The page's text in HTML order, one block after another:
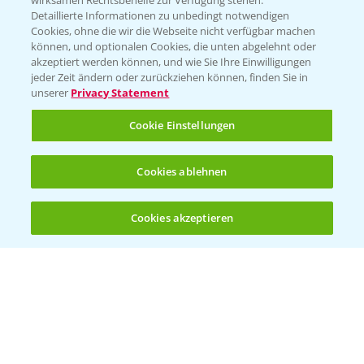
(noch 4)
Beratung auf WhatsApp
T.+49 (0)174 346 564 1
KONTAKT
Hilfe in Notfällen
+49 (0)214/30-20220
Detaillierte Informationen zu unbedingt notwendigen
Cookies, ohne die wir die Webseite nicht verfügbar machen
können, und optionalen Cookies, die unten abgelehnt oder
akzeptiert werden können, und wie Sie Ihre Einwilligungen
jeder Zeit ändern oder zurückziehen können, finden Sie in
unserer Privacy Statement
Cookie Einstellungen
Cookies ablehnen
Cookies akzeptieren